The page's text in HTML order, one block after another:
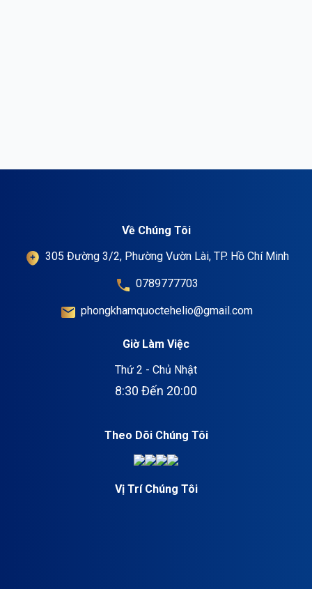
Về Chúng Tôi
305 Đường 3/2, Phường Vườn Lài, TP. Hồ Chí Minh
0789777703
phongkhamquoctehelio@gmail.com
Giờ Làm Việc
Thứ 2 - Chủ Nhật
8:30 Đến 20:00
Theo Dõi Chúng Tôi
Vị Trí Chúng Tôi